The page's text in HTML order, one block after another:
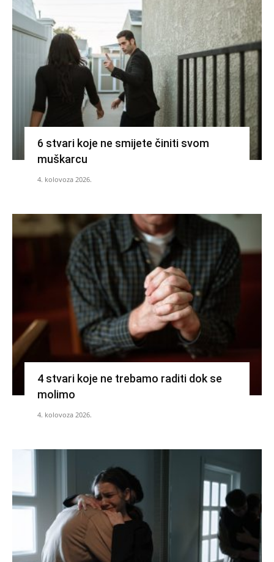
6 stvari koje ne smijete činiti svom
muškarcu
4. kolovoza 2026.
4 stvari koje ne trebamo raditi dok se
molimo
4. kolovoza 2026.